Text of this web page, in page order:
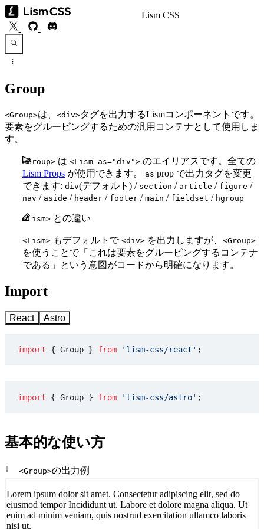
Lism CSS
Group
<Group>は、 <div>タグを出力するLismコンポーネントです。
要素をグルーピングするための汎用コンテナとして使用しま
す。
<Group> は <Lism as="div"> のエイリアスです。全ての
Lism Props が使用できます。 as prop で出力タグを変更
できます: div(デフォルト) / section / article / figure /
nav / aside / header / footer / main / fieldset / hgroup
<Lism> との違い
<Lism> もデフォルトで <div> を出力しますが、 <Group>
を使うことで「これは要素をグルーピングするコンテナ
である」という意図がコードから明確になります。
Import
React Astro
import { Group } from 'lism-css/react' ;
import { Group } from 'lism-css/astro' ;
基本的な使い方
↓ <Group>の出力例
Lorem ipsum dolor sit amet. Consectetur adipiscing elit, sed do
eiusmod tempor Incididunt ut. Labore et dolore magna aliqua. Ut
enim ad minim veniam, quis nostrud exercitation ullamco laboris
nisi ut.